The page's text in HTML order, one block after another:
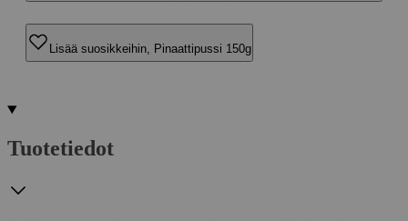
Lisää suosikkeihin, Pinaattipussi 150g
Tuotetiedot